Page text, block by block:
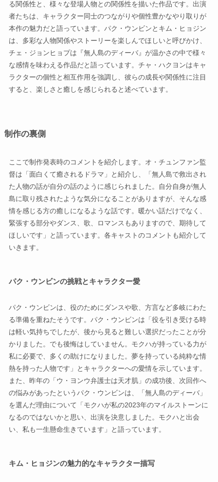
る関係性と、様々な登場人物との関係性を描いた作品です。出演
者たちは、キャラクター同士のつながりや個性豊かなやり取りが
本作の魅力だと語っています。パク・ウンビンとキム・ヒョジン
は、多彩な人物関係やストーリーを楽しんでほしいと呼びかけ、
チェ・ジョンヒョプは『無人島のディーバ』が温かさの中で様々
な感情を味わえる作品だと語っています。チャ・ハクヨンはキャ
ラクターの個性と相互作用を強調し、彼らの成長や関係性に注目
すると、楽しさと癒しを感じられると述べています。
制作の裏側
ここで制作発表時のコメントを紹介します。オ・チュンファン監
督は「面白くて癒されるドラマ」と紹介し、「無人島で救出され
た人物の話が自分の話のように感じられました。自分自身が無人
島に取り残されたような気分になることがありますが、そんな感
情を感じる方の癒しになるような話です。暖かい話だけでなく、
緊張する部分やダンス、歌、ロマンスもありますので、期待して
ほしいです」と語っています。各キャストのコメントも紹介して
いきます。
パク・ウンビンの挑戦とキャラクター愛
パク・ウンビンは、役のためにダンスや歌、方言など多岐にわた
る準備を重ねたそうです。パク・ウンビンは「役を引き受ける時
は軽い気持ちでしたが、後から見ると難しい選択だったことが分
かりました。でも後悔はしていません。モクハが持っている力が
私に必要で、多くの助けになりました。夢を持っている純粋な情
熱を持った人物です」とキャラクターへの愛情を示しています。
また、昨年の「ウ・ヨンウ弁護士は天才肌」の成功後、次回作へ
の悩みがあったというパク・ウンビンは、「無人島のディーバ」
を選んだ理由について「モクハが私の2023年のマイルストーンに
なるのではないかと思い、出演を決意しました。モクハと出会
い、私も一生懸命生きています」と語っています。
キム・ヒョジンの魅力的なキャラクター描写